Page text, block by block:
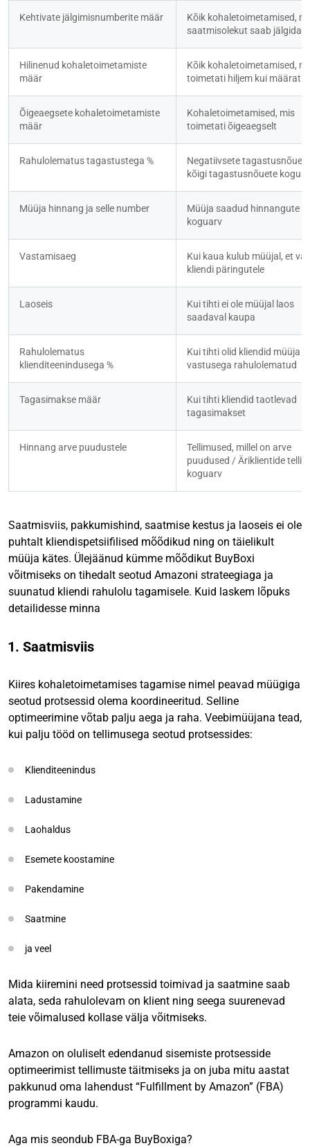
Kehtivate jälgimisnumberite määr
Kõik kohaletoimetamised,
saatmisolekut saab jälgida
Hilinenud kohaletoimetamiste
määr
Kõik kohaletoimetamised,
toimetati hiljem kui
Õigeaegsete kohaletoimetamiste
määr
Kohaletoimetamised, mis
toimetati õigeaegselt
Rahulolematus tagastustega %
Negatiivsete
kõigi tagastusnõuete
Müüja hinnang ja selle number
Müüja saadud hinnangute
koguarv
Vastamisaeg
Kui kaua kulub müüjal, et
kliendi päringutele
Laoseis
Kui tihti ei ole müüjal laos
saadaval kaupa
Rahulolematus
klienditeenindusega %
Kui tihti olid kliendid müüja
vastusega rahulolematud
Tagasimakse määr
Kui tihti kliendid taotlevad
tagasimakset
Hinnang arve puudustele
Tellimused, millel on arve
puudused / Äriklientide
koguarv
Saatmisviis, pakkumishind, saatmise kestus ja laoseis ei ole
puhtalt kliendispetsiifilised mõõdikud ning on täielikult
müüja kätes. Ülejäänud kümme mõõdikut BuyBoxi
võitmiseks on tihedalt seotud Amazoni strateegiaga ja
suunatud kliendi rahulolu tagamisele. Kuid laskem lõpuks
detailidesse minna
1. Saatmisviis
Kiires kohaletoimetamises tagamise nimel peavad müügiga
seotud protsessid olema koordineeritud. Selline
optimeerimine võtab palju aega ja raha. Veebimüüjana tead,
kui palju tööd on tellimusega seotud protsessides:
Klienditeenindus
Ladustamine
Laohaldus
Esemete koostamine
Pakendamine
Saatmine
ja veel
Mida kiiremini need protsessid toimivad ja saatmine saab
alata, seda rahulolevam on klient ning seega suurenevad
teie võimalused kollase välja võitmiseks.
Amazon on oluliselt edendanud sisemiste protsesside
optimeerimist tellimuste täitmiseks ja on juba mitu aastat
pakkunud oma lahendust “Fulfillment by Amazon” (FBA)
programmi kaudu.
Aga mis seondub FBA-ga BuyBoxiga?